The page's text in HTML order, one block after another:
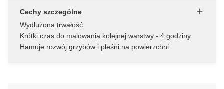
Cechy szczególne
Wydłużona trwałość
Krótki czas do malowania kolejnej warstwy - 4 godziny
Hamuje rozwój grzybów i pleśni na powierzchni